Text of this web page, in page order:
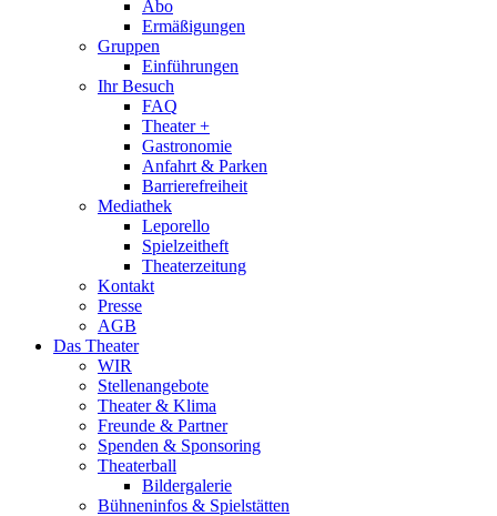
Abo
Ermäßigungen
Gruppen
Einführungen
Ihr Besuch
FAQ
Theater +
Gastronomie
Anfahrt & Parken
Barrierefreiheit
Mediathek
Leporello
Spielzeitheft
Theaterzeitung
Kontakt
Presse
AGB
Das Theater
WIR
Stellenangebote
Theater & Klima
Freunde & Partner
Spenden & Sponsoring
Theaterball
Bildergalerie
Bühneninfos & Spielstätten